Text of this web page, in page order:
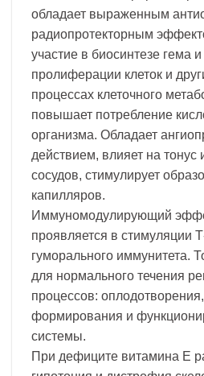
обладает выраженным
радиопротекторным
участие в биосинтезе гема и
пролиферации клеток и
процессах клеточного
повышает потребление
организма. Обладает
действием, влияет на тонус
сосудов, стимулирует
капилляров.
Иммуномодулирующий
проявляется в стимуляции
гуморального иммунитета.
для нормального течения
процессов:
формирования и
системы.
При дефиците витамина Е